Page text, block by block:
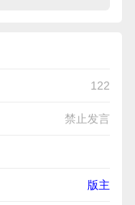
122
禁止发言
版主